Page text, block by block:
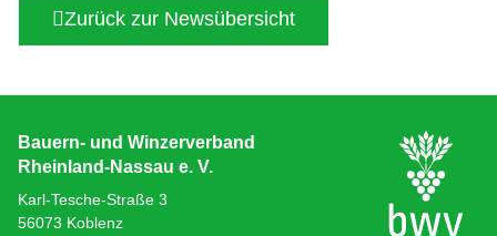
Zurück zur Newsübersicht
Bauern- und Winzerverband
Rheinland-Nassau e. V.
Karl-Tesche-Straße 3
56073 Koblenz